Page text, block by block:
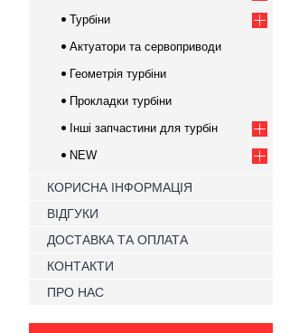
Турбіни
Актуатори та сервоприводи
Геометрія турбіни
Прокладки турбіни
Інші запчастини для турбін
NEW
КОРИСНА ІНФОРМАЦІЯ
ВІДГУКИ
ДОСТАВКА ТА ОПЛАТА
КОНТАКТИ
ПРО НАС